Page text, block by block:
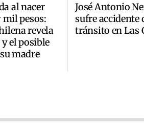
al nacer
mil pesos:
revela
el posible
madre
José Antonio
sufre accidente
tránsito en Las